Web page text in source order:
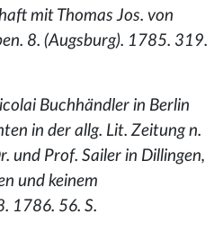
mit Thomas Jos. von
8. (Augsburg). 1785. 319.
Buchhändler in Berlin
in der allg. Lit. Zeitung n.
und Prof. Sailer in Dillingen,
und keinem
1786. 56. S.